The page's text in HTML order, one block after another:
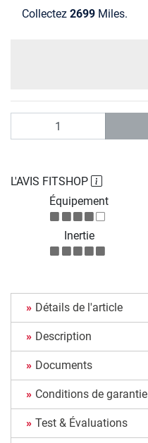
Collectez 2699 Miles.
L'AVIS FITSHOP
Équipement
Inertie
Détails de l'article
Description
Documents
Conditions de garantie
Test & Évaluations